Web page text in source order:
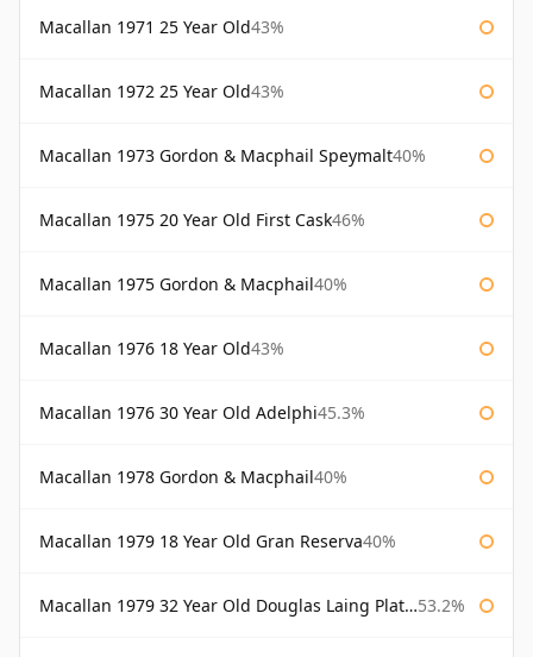
Macallan 1971 25 Year Old43%
Macallan 1972 25 Year Old43%
Macallan 1973 Gordon & Macphail Speymalt40%
Macallan 1975 20 Year Old First Cask46%
Macallan 1975 Gordon & Macphail40%
Macallan 1976 18 Year Old43%
Macallan 1976 30 Year Old Adelphi45.3%
Macallan 1978 Gordon & Macphail40%
Macallan 1979 18 Year Old Gran Reserva40%
Macallan 1979 32 Year Old Douglas Laing Platinum Platinum Selection 53.2%